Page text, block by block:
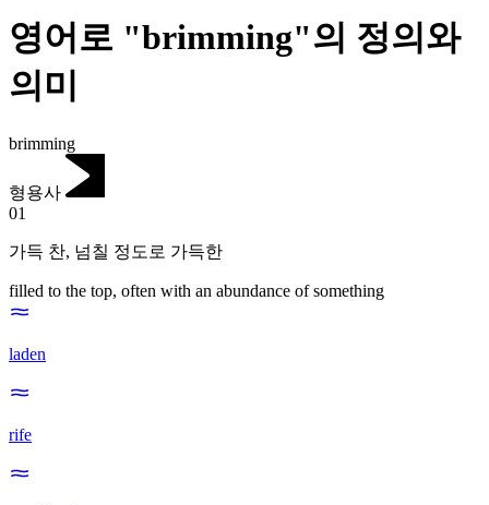
영어로 "brimming"의 정의와
의미
brimming
형용사
01
가득 찬, 넘칠 정도로 가득한
filled to the top, often with an abundance of something
laden
rife